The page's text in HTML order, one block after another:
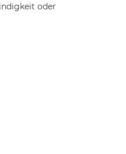
oder